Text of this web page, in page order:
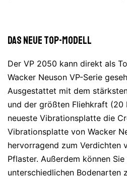
Das neue Top-Modell
Der VP 2050 kann direkt als
Wacker Neuson VP-Serie
Ausgestattet mit dem
und der größten Fliehkraft (20
neueste Vibrationsplatte die
Vibrationsplatte von Wacker
hervorragend zum Verdichten
Pflaster. Außerdem können
unterschiedlichen Bodenarten